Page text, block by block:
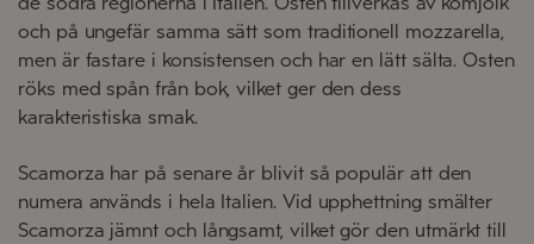
och på ungefär samma sätt som traditionell mozzarella,
men är fastare i konsistensen och har en lätt sälta. Osten
röks med spån från bok, vilket ger den dess
karakteristiska smak.
Scamorza har på senare år blivit så populär att den
numera används i hela Italien. Vid upphettning smälter
Scamorza jämnt och långsamt, vilket gör den utmärkt till